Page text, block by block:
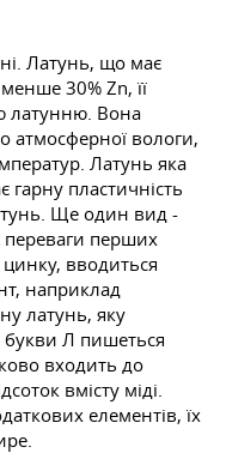
Латунь, що має
30% Zn, її
латунню. Вона
атмосферної вологи,
Латунь яка
гарну пластичність
Ще один вид -
переваги перших
вводиться
наприклад
латунь, яку
букви Л пишеться
входить до
вмісту міді.
елементів, їх